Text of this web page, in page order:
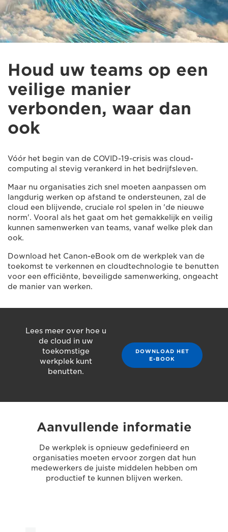
Houd uw teams op een
veilige manier
verbonden, waar dan
ook
Vóór het begin van de COVID-19-crisis was cloud-
computing al stevig verankerd in het bedrijfsleven.
Maar nu organisaties zich snel moeten aanpassen om
langdurig werken op afstand te ondersteunen, zal de
cloud een blijvende, cruciale rol spelen in 'de nieuwe
norm'. Vooral als het gaat om het gemakkelijk en veilig
kunnen samenwerken van teams, vanaf welke plek dan
ook.
Download het Canon-eBook om de werkplek van de
toekomst te verkennen en cloudtechnologie te benutten
voor een efficiënte, beveiligde samenwerking, ongeacht
de manier van werken.
Lees meer over hoe u
de cloud in uw
toekomstige
werkplek kunt
benutten.
DOWNLOAD HET
E-BOOK
Aanvullende informatie
De werkplek is opnieuw gedefinieerd en
organisaties moeten ervoor zorgen dat hun
medewerkers de juiste middelen hebben om
productief te kunnen blijven werken.